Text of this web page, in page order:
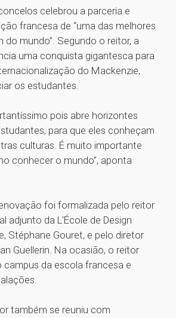
celebrou a parceria e
francesa de “uma das melhores
do mundo”. Segundo o reitor, a
uma conquista gigantesca para
do Mackenzie,
os estudantes.
pois abre horizontes
para que eles conheçam
culturas. É muito importante
conhecer o mundo”, aponta
foi formalizada pelo reitor
adjunto da L'École de Design
Stéphane Gouret, e pelo diretor
Guellerin. Na ocasião, o reitor
da escola francesa e
também se reuniu com